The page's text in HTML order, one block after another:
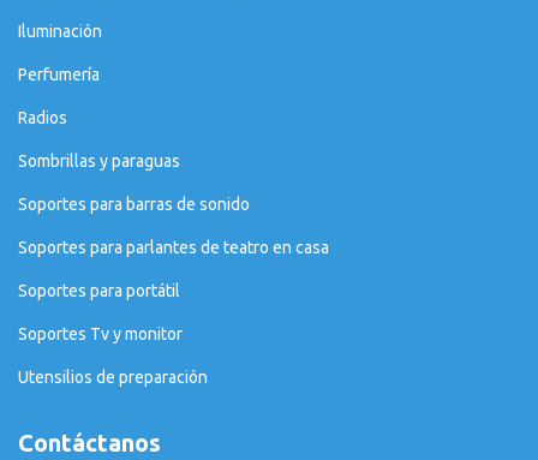
Iluminación
Perfumería
Radios
Sombrillas y paraguas
Soportes para barras de sonido
Soportes para parlantes de teatro en casa
Soportes para portátil
Soportes Tv y monitor
Utensilios de preparación
Contáctanos